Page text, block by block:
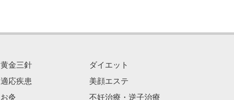
黄金三針
適応疾患
お灸
ダイエット
美顔エステ
不妊治療・逆子治療